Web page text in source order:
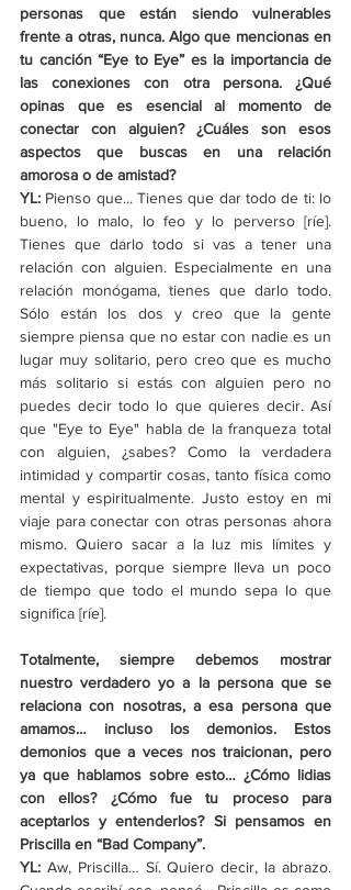
personas que están siendo vulnerables
frente a otras, nunca. Algo que mencionas en
tu canción “Eye to Eye” es la importancia de
las conexiones con otra persona. ¿Qué
opinas que es esencial al momento de
conectar con alguien? ¿Cuáles son esos
aspectos que buscas en una relación
amorosa o de amistad?
YL: Pienso que... Tienes que dar todo de ti: lo
bueno, lo malo, lo feo y lo perverso [ríe].
Tienes que darlo todo si vas a tener una
relación con alguien. Especialmente en una
relación monógama, tienes que darlo todo.
Sólo están los dos y creo que la gente
siempre piensa que no estar con nadie es un
lugar muy solitario, pero creo que es mucho
más solitario si estás con alguien pero no
puedes decir todo lo que quieres decir. Así
que "Eye to Eye" habla de la franqueza total
con alguien, ¿sabes? Como la verdadera
intimidad y compartir cosas, tanto física como
mental y espiritualmente. Justo estoy en mi
viaje para conectar con otras personas ahora
mismo. Quiero sacar a la luz mis límites y
expectativas, porque siempre lleva un poco
de tiempo que todo el mundo sepa lo que
significa [ríe].
Totalmente, siempre debemos mostrar
nuestro verdadero yo a la persona que se
relaciona con nosotras, a esa persona que
amamos… incluso los demonios. Estos
demonios que a veces nos traicionan, pero
ya que hablamos sobre esto… ¿Cómo lidias
con ellos? ¿Cómo fue tu proceso para
aceptarlos y entenderlos? Si pensamos en
Priscilla en “Bad Company”.
YL: Aw, Priscilla… Sí. Quiero decir, la abrazo.